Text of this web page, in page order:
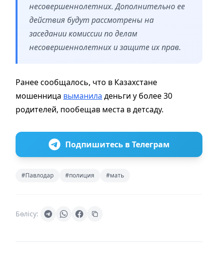
несовершеннолетних. Дополнительно ее
действия будут рассмотрены на
заседании комиссии по делам
несовершеннолетних и защите их прав.
Ранее сообщалось, что в Казахстане
мошенница выманила деньги у более 30
родителей, пообещав места в детсаду.
Подпишитесь в Телеграм
#Павлодар #полиция #мать
Бөлісу: